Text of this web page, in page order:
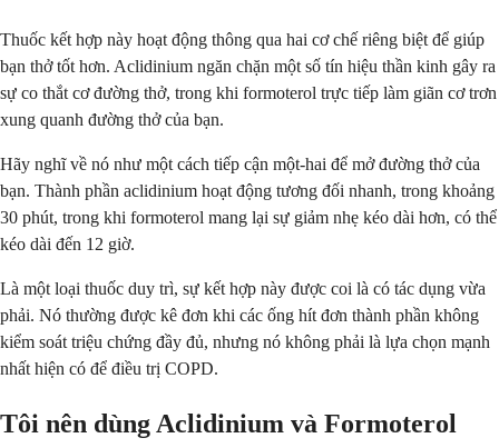
Thuốc kết hợp này hoạt động thông qua hai cơ chế riêng biệt để giúp
bạn thở tốt hơn. Aclidinium ngăn chặn một số tín hiệu thần kinh gây ra
sự co thắt cơ đường thở, trong khi formoterol trực tiếp làm giãn cơ trơn
xung quanh đường thở của bạn.
Hãy nghĩ về nó như một cách tiếp cận một-hai để mở đường thở của
bạn. Thành phần aclidinium hoạt động tương đối nhanh, trong khoảng
30 phút, trong khi formoterol mang lại sự giảm nhẹ kéo dài hơn, có thể
kéo dài đến 12 giờ.
Là một loại thuốc duy trì, sự kết hợp này được coi là có tác dụng vừa
phải. Nó thường được kê đơn khi các ống hít đơn thành phần không
kiểm soát triệu chứng đầy đủ, nhưng nó không phải là lựa chọn mạnh
nhất hiện có để điều trị COPD.
Tôi nên dùng Aclidinium và Formoterol